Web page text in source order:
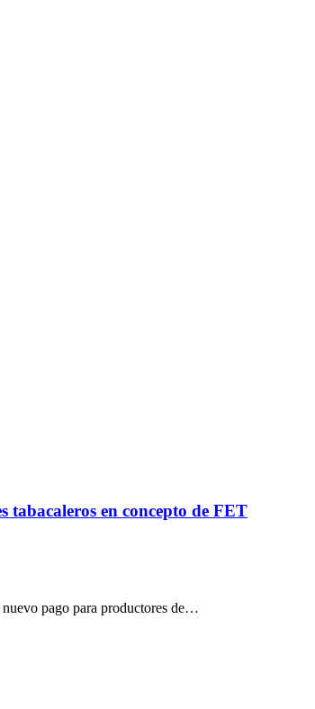
tabacaleros en concepto de FET
pago para productores de…